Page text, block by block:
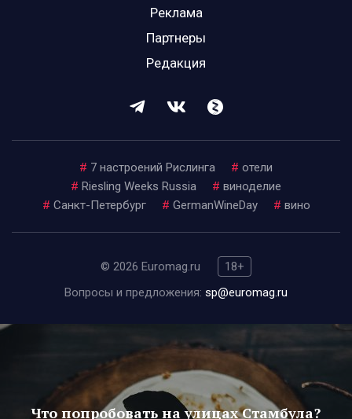
Реклама
Партнеры
Редакция
# 7 настроений Рислинга # отели
# Riesling Weeks Russia # виноделие
# Санкт-Петербург # GermanWineDay # вино
© 2026 Euromag.ru
18+
Вопросы и предложения: sp@euromag.ru
Что попробовать на улицах Стамбула?